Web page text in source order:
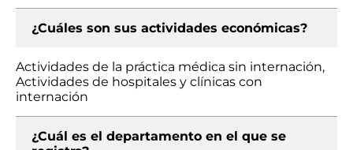
¿Cuáles son sus actividades económicas?
Actividades de la práctica médica sin internación,
Actividades de hospitales y clínicas con
internación
¿Cuál es el departamento en el que se